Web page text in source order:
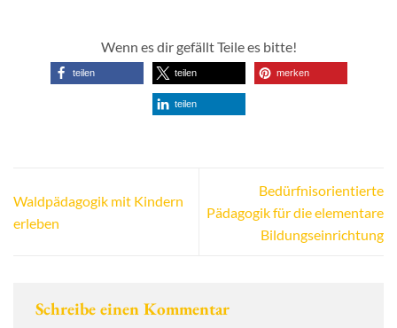
Wenn es dir gefällt Teile es bitte!
teilen teilen merken
teilen
Waldpädagogik mit Kindern
erleben
Bedürfnisorientierte
Pädagogik für die elementare
Bildungseinrichtung
Schreibe einen Kommentar